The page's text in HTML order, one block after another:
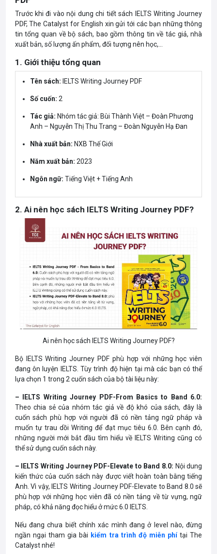
Trước khi đi vào nội dung chi tiết sách IELTS Writing Journey
PDF, The Catalyst for English xin gửi tới các bạn những thông
tin tổng quan về bộ sách, bao gồm thông tin về tác giả, nhà
xuất bản, số lượng ấn phẩm, đối tượng nên học,…
1. Giới thiệu tổng quan
Tên sách: IELTS Writing Journey PDF
Số cuốn: 2
Tác giả: Nhóm tác giả: Bùi Thành Việt – Đoàn Phương
Anh – Nguyễn Thị Thu Trang – Đoàn Nguyễn Hạ Đan
Nhà xuất bản: NXB Thế Giới
Năm xuất bản: 2023
Ngôn ngữ: Tiếng Việt + Tiếng Anh
2. Ai nên học sách IELTS Writing Journey PDF?
Ai nên học sách IELTS Writing Journey PDF?
Bộ IELTS Writing Journey PDF phù hợp với những học viên
đang ôn luyện IELTS. Tùy trình độ hiện tại mà các bạn có thể
lựa chọn 1 trong 2 cuốn sách của bộ tài liệu này:
– IELTS Writing Journey PDF-From Basics to Band 6.0:
Theo chia sẻ của nhóm tác giả về độ khó của sách, đây là
cuốn sách phù hợp với người đã có nền tảng ngữ pháp và
muốn tự trau dồi Writing để đạt mục tiêu 6.0. Bên cạnh đó,
những người mới bắt đầu tìm hiểu về IELTS Writing cũng có
thể sử dụng cuốn sách này.
– IELTS Writing Journey PDF-Elevate to Band 8.0: Nội dung
kiến thức của cuốn sách này được viết hoàn toàn bằng tiếng
Anh. Vì vậy, IELTS Writing Journey PDF-Elevate to Band 8.0 sẽ
phù hợp với những học viên đã có nền tảng về từ vựng, ngữ
pháp, có khả năng đọc hiểu ở mức 6.0 IELTS.
Nếu đang chưa biết chính xác mình đang ở level nào, đừng
ngần ngại tham gia bài kiểm tra trình độ miễn phítại The
Catalyst nhé!